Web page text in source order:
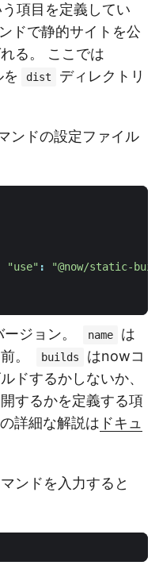
う項目を定義してい
ドで静的サイトを公
る。 ここでは
dist
ディレクトリ
ンドの設定ファイル
"use" :
"@now/static-
ジョン。 name
は
。
builds
はnowコ
ドするかしないか、
するかを定義する項
の詳細な解説は ドキュ
ンドを入力すると